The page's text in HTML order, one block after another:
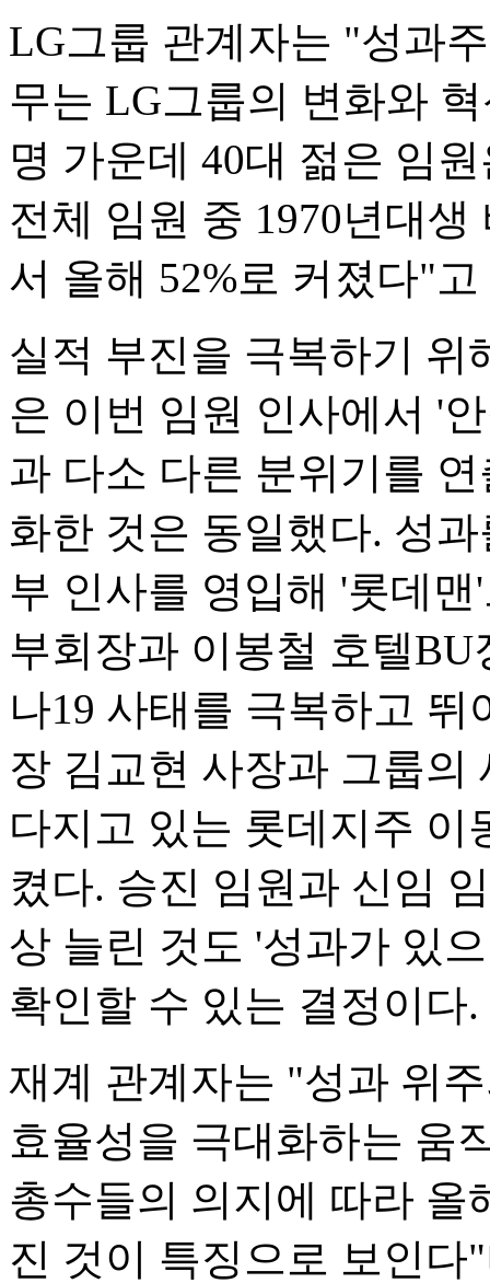
LG그룹 관계자는 "성과
무는 LG그룹의 변화와
명 가운데 40대 젊은 임
전체 임원 중 1970년대
서 올해 52%로 커졌다"
실적 부진을 극복하기 위
은 이번 임원 인사에서 '
과 다소 다른 분위기를
화한 것은 동일했다. 성
부 인사를 영입해 '롯데
부회장과 이봉철 호텔
나19 사태를 극복하고
장 김교현 사장과 그룹의
다지고 있는 롯데지주
켰다. 승진 임원과 신임
상 늘린 것도 '성과가 있
확인할 수 있는 결정이다.
재계 관계자는 "성과 위
효율성을 극대화하는 움
총수들의 의지에 따라 올
진 것이 특징으로 보인